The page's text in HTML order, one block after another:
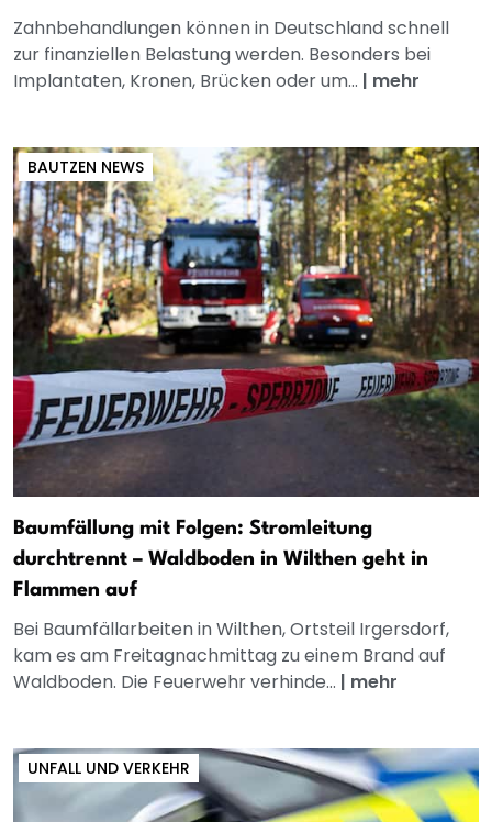
Zahnbehandlungen können in Deutschland schnell
zur finanziellen Belastung werden. Besonders bei
Implantaten, Kronen, Brücken oder um... | mehr
BAUTZEN NEWS
Baumfällung mit Folgen: Stromleitung
durchtrennt – Waldboden in Wilthen geht in
Flammen auf
Bei Baumfällarbeiten in Wilthen, Ortsteil Irgersdorf,
kam es am Freitagnachmittag zu einem Brand auf
Waldboden. Die Feuerwehr verhinde... | mehr
UNFALL UND VERKEHR